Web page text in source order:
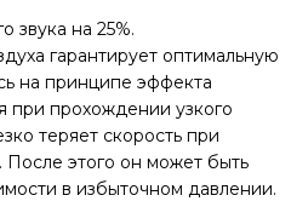
звука на 25%.
гарантирует оптимальную
на принципе эффекта
при прохождении узкого
теряет скорость при
После этого он может быть
в избыточном давлении.